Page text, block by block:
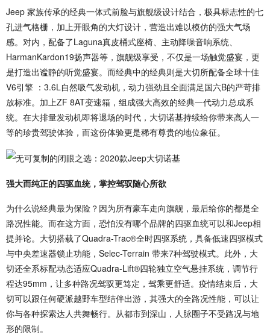
Jeep 家族传承的经典一体式前脸与旗舰级设计结合，极具标志性的七
孔进气格栅，加上开眼角的大灯设计，营造出难以模仿的强大气场
感。对内，配备了Laguna真皮桶式座椅、主动降噪音响系统、
HarmanKardon19扬声器等，旗舰级享受，不仅是一场触觉盛宴，更
是打造出谧静的听觉盛宴。而经典中的经典则是大切所配备全球十佳
V6引擎 ：3.6L自然吸气发动机，动力强劲且全面满足国六B的严苛排
放标准。加上ZF 8AT变速箱，组成强大高效的经典一代动力总成系
统。在大排量发动机即将退场的时代，大切诺基持续给你带来高人一
等的珍贵驾驶体验，而这份体验更是稀有尊贵的地位象征。
强大而纯正的四驱血统，掌控驾驭随心所欲
为什么说经典最为保险？因为所有豪车走向旗舰，最后给你的都是全
路况性能。而在这方面，恐怕没有哪个品牌的四驱血统可以和Jeep相
提并论。大切搭载了Quadra-Trac®全时四驱系统，具备低速四驱模式
与中央差速器锁止功能，Selec-Terrain 带来7种驾驶模式。此外，大
切还全系标配动态适应Quadra-Lift®四轮独立空气悬挂系统，调节行
程达95mm，让多种路况驾驭更笃定，驾乘更舒适。疫情结束后，大
切可以跟任何硬派越野车型结伴出游，其强大的全路况性能，可以让
你与各种探索达人共舞畅行。从都市到深山，人脉圈子不受路况与地
形的限制。